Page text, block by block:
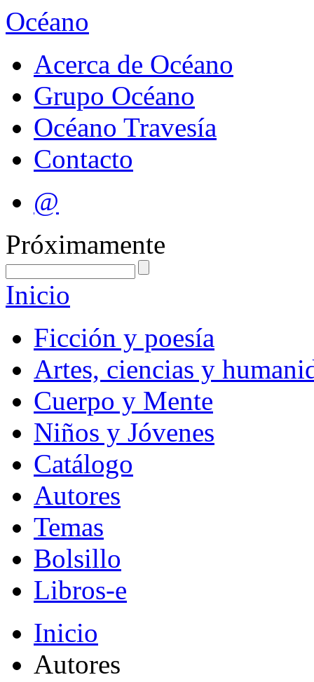
Océano
Acerca de Océano
Grupo Océano
Océano Travesía
Contacto
@
Próximamente
Inicio
Ficción y poesía
Artes, ciencias y
Cuerpo y Mente
Niños y Jóvenes
Catálogo
Autores
Temas
Bolsillo
Libros-e
Inicio
Autores